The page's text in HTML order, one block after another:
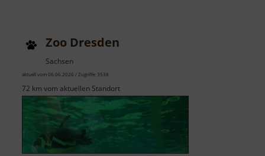
Zoo Dresden
Sachsen
aktuell vom 06.06.2026 / Zugriffe: 3538
72 km vom aktuellen Standort